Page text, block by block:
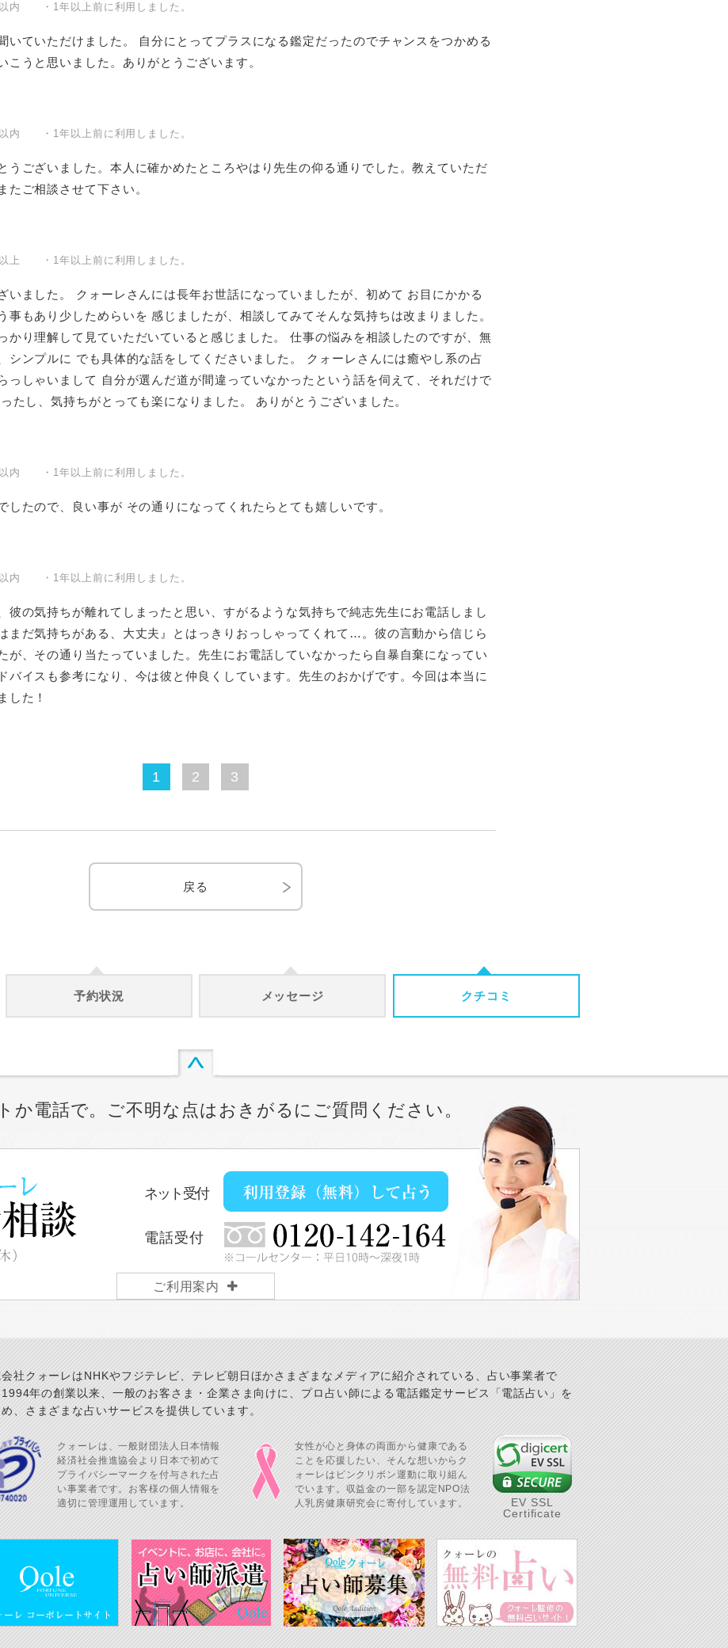
内 ・1年以上前に利用しました。
いていただけました。 自分にとってプラスになる鑑定だったのでチャンスをつかめる
こうと思いました。ありがとうございます。
内 ・1年以上前に利用しました。
うございました。本人に確かめたところやはり先生の仰る通りでした。教えていただ
たご相談させて下さい。
上 ・1年以上前に利用しました。
いました。 クォーレさんには長年お世話になっていましたが、初めて お目にかかる
事もあり少しためらいを 感じましたが、相談してみてそんな気持ちは改まりました。
かり理解して見ていただいていると感じました。 仕事の悩みを相談したのですが、無
シンプルに でも具体的な話をしてくださいました。 クォーレさんには癒やし系の占
っしゃいまして 自分が選んだ道が間違っていなかったという話を伺えて、それだけで
たし、気持ちがとっても楽になりました。 ありがとうございました。
内 ・1年以上前に利用しました。
したので、良い事が その通りになってくれたらとても嬉しいです。
内 ・1年以上前に利用しました。
彼の気持ちが離れてしまったと思い、すがるような気持ちで純志先生にお電話しまし
まだ気持ちがある、大丈夫』とはっきりおっしゃってくれて…。彼の言動から信じら
が、その通り当たっていました。先生にお電話していなかったら自暴自棄になってい
バイスも参考になり、今は彼と仲良くしています。先生のおかげです。今回は本当に
した！
1 2 3
戻る
予約状況 メッセージ クチコミ
か電話で。ご不明な点はおきがるにご質問ください。
ネット受付
電話受付
ご利用案内
社クォーレはNHKやフジテレビ、テレビ朝日ほかさまざまなメディアに紹介されている、占い事業者で
年の創業以来、一般のお客さま・企業さま向けに、プロ占い師による電話鑑定サービス「電話占い」を
、さまざまな占いサービスを提供しています。
クォーレは、一般財団法人日本情報
経済社会推進協会より日本で初めて
プライバシーマークを付与された占
い事業者です。お客様の個人情報を
適切に管理運用しています。
女性が心と身体の両面から健康である
ことを応援したい、そんな想いからク
ォーレはピンクリボン運動に取り組ん
でいます。収益金の一部を認定NPO法
人乳房健康研究会に寄付しています。
EV SSL
Certificate